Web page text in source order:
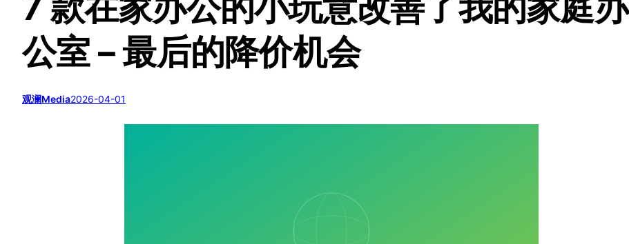
公室 – 最后的降价机会
观澜Media2026-04-01